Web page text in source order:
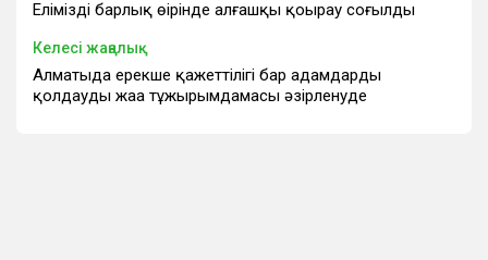
Еліміздің барлық өңірінде алғашқы қоңырау соғылды
Келесі жаңалық
Алматыда ерекше қажеттілігі бар адамдарды
қолдаудың жаңа тұжырымдамасы әзірленуде